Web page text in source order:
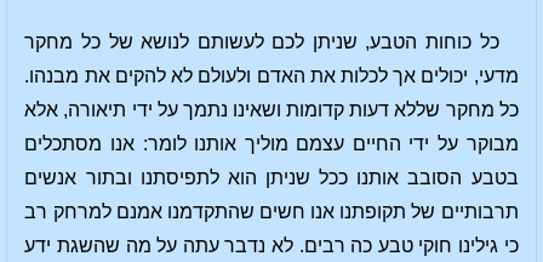
כל כוחות הטבע, שניתן לכם לעשותם לנושא של כל מחקר
מדעי, יכולים אך לכלות את האדם ולעולם לא להקים את מבנהו.
כל מחקר שללא דעות קדומות ושאינו נתמך על ידי תיאורה, אלא
מבוקר על ידי החיים עצמם מוליך אותנו לומר: אנו מסתכלים
בטבע הסובב אותנו ככל שניתן הוא לתפיסתנו ובתור אנשים
תרבותיים של תקופתנו אנו חשים שהתקדמנו אמנם למרחק רב
כי גילינו חוקי טבע כה רבים. לא נדבר עתה על מה שהשגת ידע